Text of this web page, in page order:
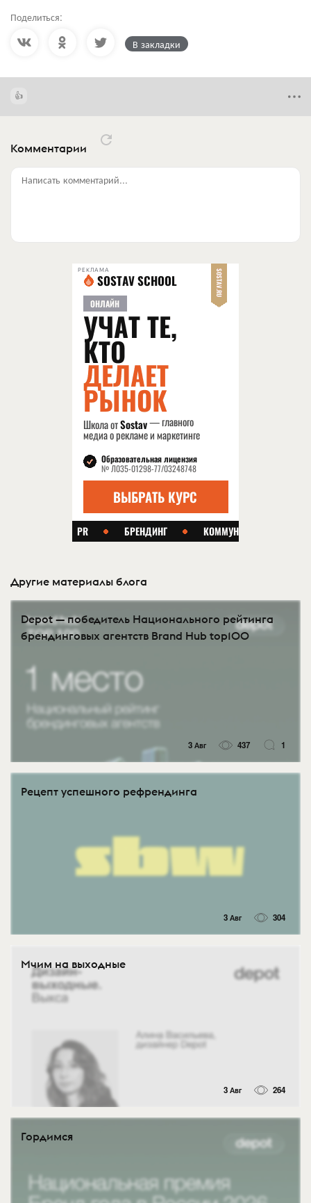
Поделиться:
В закладки
Комментарии
Написать комментарий...
РЕКЛАМА
Другие материалы блога
Depot — победитель Национального рейтинга
брендинговых агентств Brand Hub top100
3 Авг 437 1
Рецепт успешного рефрендинга
3 Авг 304
Мчим на выходные
3 Авг 264
Гордимся